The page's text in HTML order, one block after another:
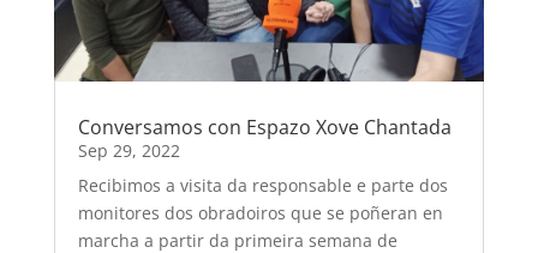
Conversamos con Espazo Xove Chantada
Sep 29, 2022
Recibimos a visita da responsable e parte dos
monitores dos obradoiros que se poñeran en
marcha a partir da primeira semana de